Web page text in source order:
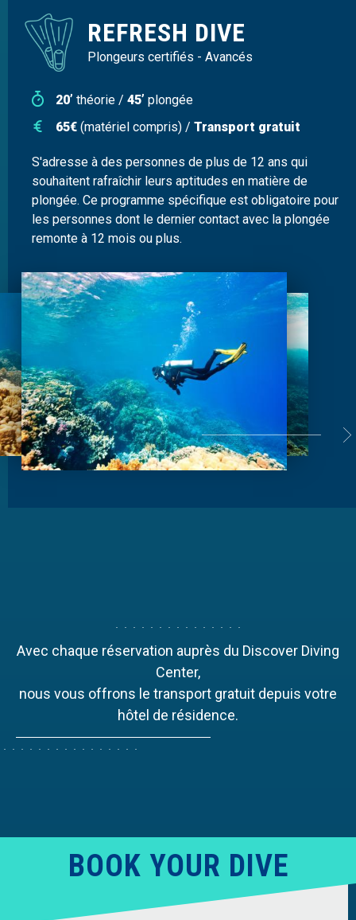
REFRESH DIVE
Plongeurs certifiés - Avancés
20’ théorie / 45’ plongée
65€ (matériel compris) / Transport gratuit
S'adresse à des personnes de plus de 12 ans qui
souhaitent rafraîchir leurs aptitudes en matière de
plongée. Ce programme spécifique est obligatoire pour
les personnes dont le dernier contact avec la plongée
remonte à 12 mois ou plus.
Avec chaque réservation auprès du Discover Diving
Center,
nous vous offrons le transport gratuit depuis votre
hôtel de résidence.
BOOK YOUR DIVE